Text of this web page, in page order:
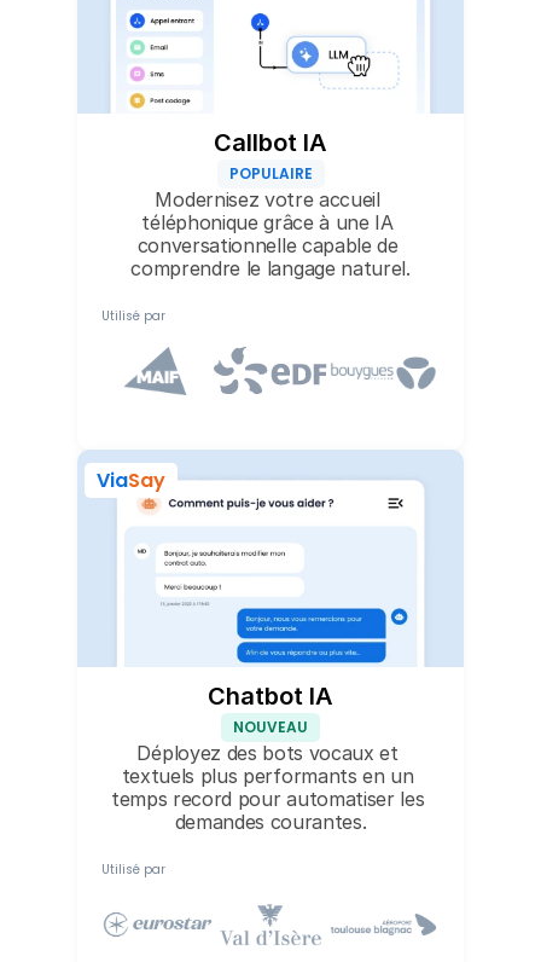
Callbot IA
POPULAIRE
Modernisez votre accueil
téléphonique grâce à une IA
conversationnelle capable de
comprendre le langage naturel.
Utilisé par
ViaSay
Chatbot IA
NOUVEAU
Déployez des bots vocaux et
textuels plus performants en un
temps record pour automatiser les
demandes courantes.
Utilisé par